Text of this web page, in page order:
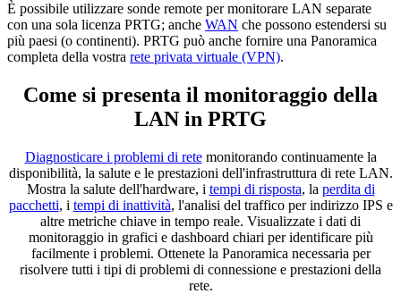
È possibile utilizzare sonde remote per monitorare LAN separate
con una sola licenza PRTG; anche WAN che possono estendersi su
più paesi (o continenti). PRTG può anche fornire una Panoramica
completa della vostra rete privata virtuale (VPN).
Come si presenta il monitoraggio della
LAN in PRTG
Diagnosticare i problemi di retemonitorando continuamente la
disponibilità, la salute e le prestazioni dell'infrastruttura di rete LAN.
Mostra la salute dell'hardware, i tempi di risposta, la perdita di
pacchetti, i tempi di inattività, l'analisi del traffico per indirizzo IPS e
altre metriche chiave in tempo reale. Visualizzate i dati di
monitoraggio in grafici e dashboard chiari per identificare più
facilmente i problemi. Ottenete la Panoramica necessaria per
risolvere tutti i tipi di problemi di connessione e prestazioni della
rete.